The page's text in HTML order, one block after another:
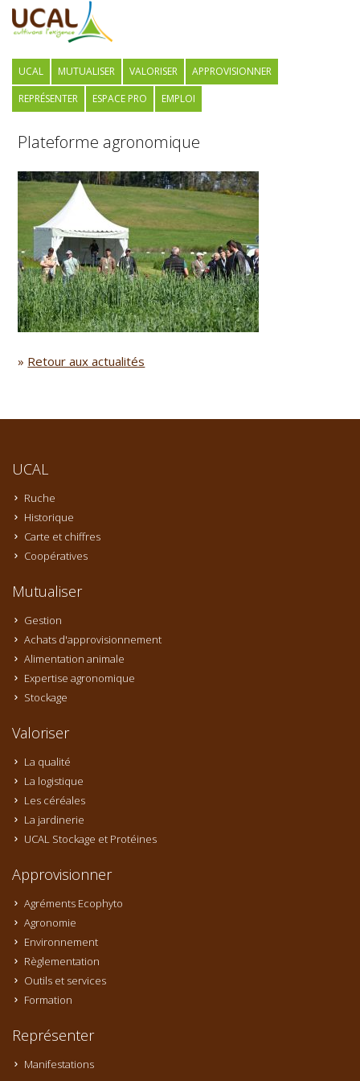
UCAL MUTUALISER VALORISER
APPROVISIONNER
REPRÉSENTER
ESPACE PRO EMPLOI
Plateforme agronomique
» Retour aux actualités
UCAL
Ruche
Historique
Carte et chiffres
Coopératives
Mutualiser
Gestion
Achats d'approvisionnement
Alimentation animale
Expertise agronomique
Stockage
Valoriser
La qualité
La logistique
Les céréales
La jardinerie
UCAL Stockage et Protéines
Approvisionner
Agréments Ecophyto
Agronomie
Environnement
Règlementation
Outils et services
Formation
Représenter
Manifestations